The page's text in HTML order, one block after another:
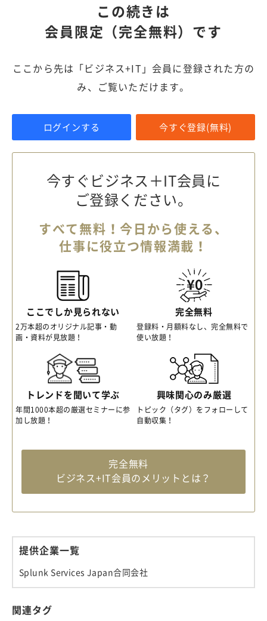
この続きは
会員限定（完全無料）です
ここから先は「ビジネス+IT」会員に登録された方の
み、ご覧いただけます。
ログインする 今すぐ登録(無料)
今すぐビジネス＋IT会員に
ご登録ください。
すべて無料！今日から使える、
仕事に役立つ情報満載！
ここでしか見られない
2万本超のオリジナル記事・動
画・資料が見放題！
完全無料
登録料・月額料なし、完全無料で
使い放題！
トレンドを聞いて学ぶ
年間1000本超の厳選セミナーに参
加し放題！
興味関心のみ厳選
トピック（タグ）をフォローして
自動収集！
完全無料
ビジネス+IT会員のメリットとは？
提供企業一覧
Splunk Services Japan合同会社
関連タグ